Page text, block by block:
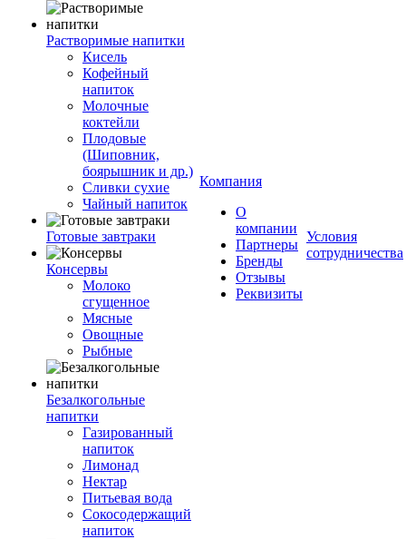
Растворимые напитки
Кисель
Кофейный
напиток
Молочные
коктейли
Плодовые
(Шиповник,
боярышник и др.)
Сливки сухие
Чайный напиток
Готовые завтраки
Консервы
Молоко
сгущенное
Мясные
Овощные
Рыбные
Безалкогольные
напитки
Газированный
напиток
Лимонад
Нектар
Питьевая вода
Сокосодержащий
напиток
Компания
О
компании
Партнеры
Бренды
Отзывы
Реквизиты
Условия
сотрудничества